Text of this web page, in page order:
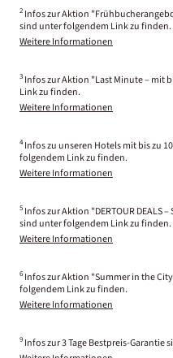
2 Infos zur Aktion
sind unter folgendem Link zu finden.
Weitere Informationen
3 Infos zur Aktion "Last Minute – mit
Link zu finden.
Weitere Informationen
4 Infos zu unseren Hotels mit bis zu
folgendem Link zu finden.
Weitere Informationen
5 Infos zur Aktion "DERTOUR DEALS
sind unter folgendem Link zu finden.
Weitere Informationen
6 Infos zur Aktion "Summer in the
folgendem Link zu finden.
Weitere Informationen
9 Infos zur 3 Tage Bestpreis-